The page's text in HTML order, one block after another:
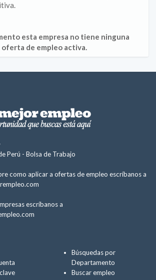
esta empresa no tiene ninguna
oferta de empleo activa.
Perú - Bolsa de Trabajo
como aplicar a ofertas de empleo escríbanos a
escríbanos a
Búsquedas por
Departamento
Buscar empleo